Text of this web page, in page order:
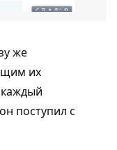
же
их
поступил с